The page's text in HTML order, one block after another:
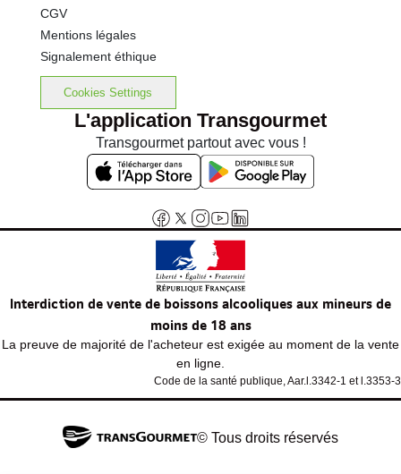
CGV
Mentions légales
Signalement éthique
Cookies Settings
L'application Transgourmet
Transgourmet partout avec vous !
Interdiction de vente de boissons alcooliques aux mineurs de
moins de 18 ans
La preuve de majorité de l'acheteur est exigée au moment de la vente
en ligne.
Code de la santé publique, Aar.l.3342-1 et l.3353-3
© Tous droits réservés